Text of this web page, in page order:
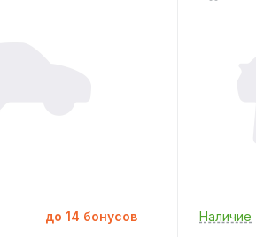
до 14 бонусов Наличие